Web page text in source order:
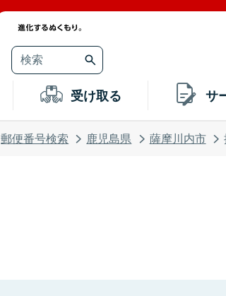
受け取る サ
郵便番号検索 鹿児島県 薩摩川内市